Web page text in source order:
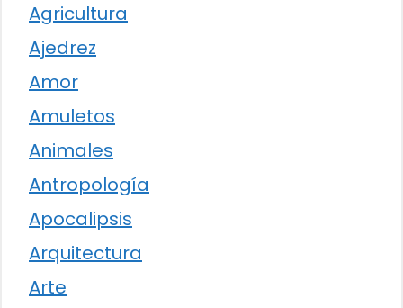
Agricultura
Ajedrez
Amor
Amuletos
Animales
Antropología
Apocalipsis
Arquitectura
Arte